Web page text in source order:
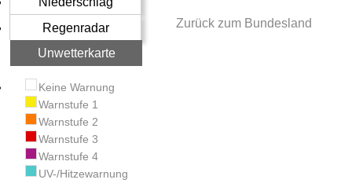
Regenradar
Unwetterkarte
Keine Warnung
Warnstufe 1
Warnstufe 2
Warnstufe 3
Warnstufe 4
UV-/Hitzewarnung
Zurück zum Bundesland